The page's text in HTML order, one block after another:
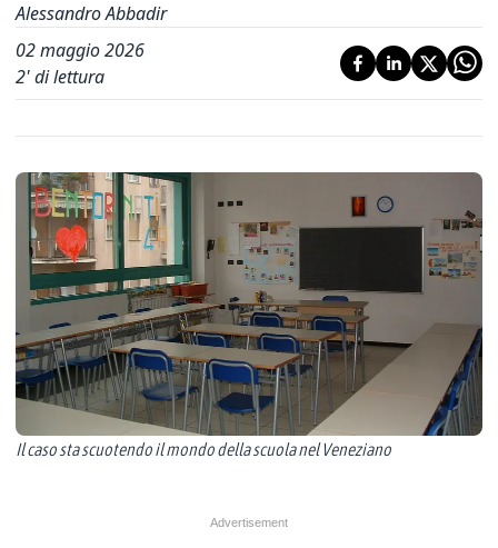
Alessandro Abbadir
02 maggio 2026
2' di lettura
Il caso sta scuotendo il mondo della scuola nel Veneziano